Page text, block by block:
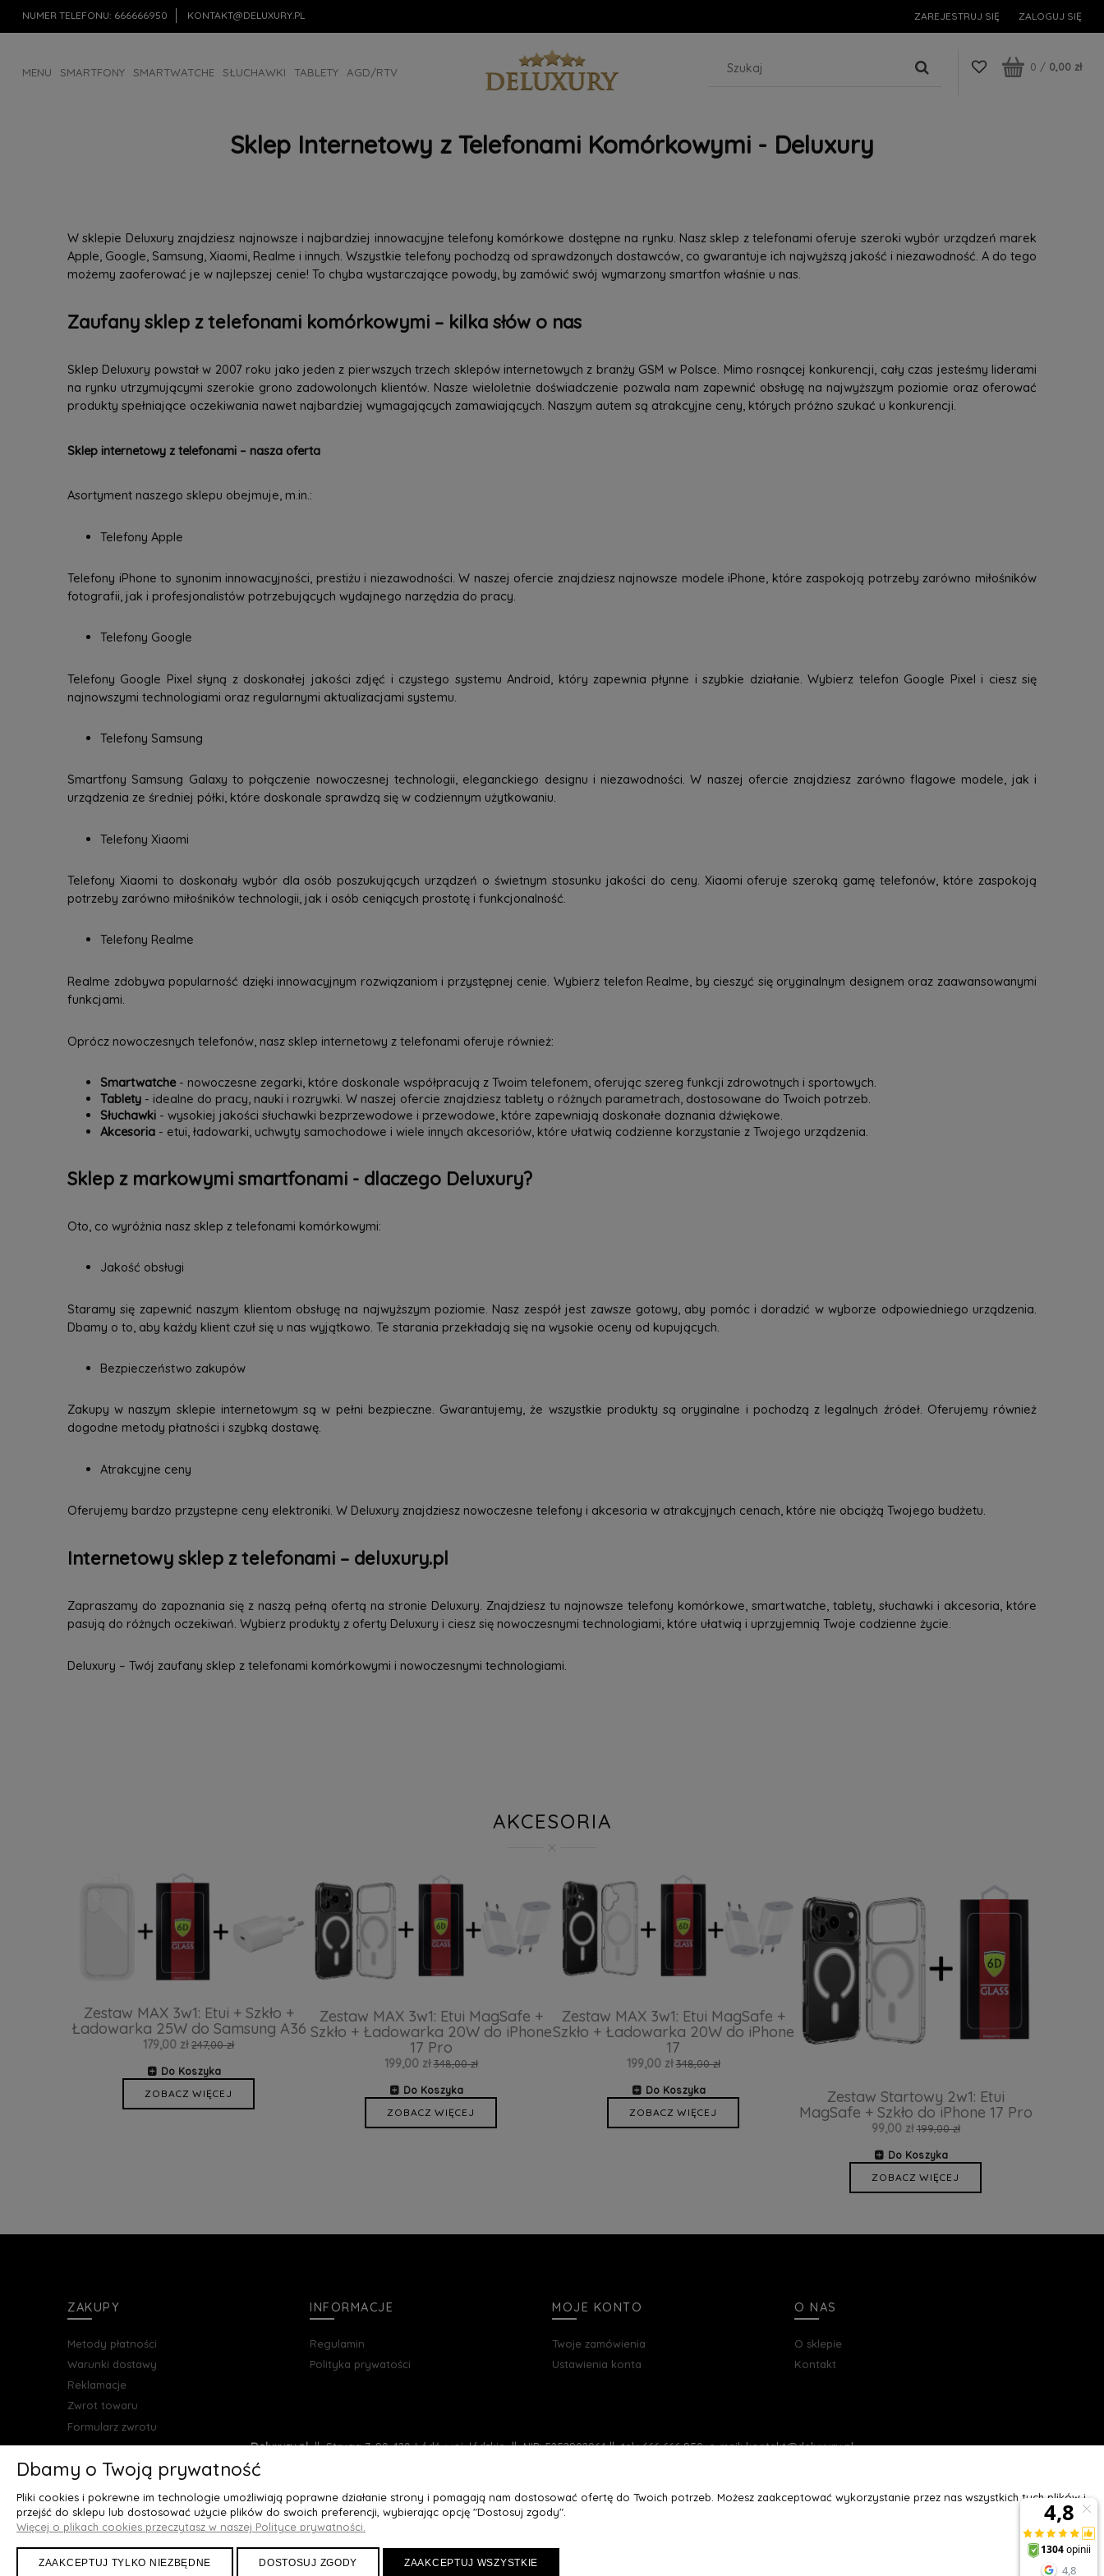
NUMER TELEFONU: 666666950 KONTAKT@DELUXURY.PL ZAREJESTRUJ SIĘ ZALOGUJ SIĘ
MENU SMARTFONY SMARTWATCHE SŁUCHAWKI TABLETY AGD/RTV 0 / 0,00 zł
Sklep Internetowy z Telefonami Komórkowymi - Deluxury
W sklepie Deluxury znajdziesz najnowsze i najbardziej innowacyjne telefony komórkowe dostępne na rynku. Nasz sklep z telefonami oferuje szeroki wybór urządzeń marek
Apple, Google, Samsung, Xiaomi, Realme i innych. Wszystkie telefony pochodzą od sprawdzonych dostawców, co gwarantuje ich najwyższą jakość i niezawodność. A do tego
możemy zaoferować je w najlepszej cenie! To chyba wystarczające powody, by zamówić swój wymarzony smartfon właśnie u nas.
Zaufany sklep z telefonami komórkowymi – kilka słów o nas
Sklep Deluxury powstał w 2007 roku jako jeden z pierwszych trzech sklepów internetowych z branży GSM w Polsce. Mimo rosnącej konkurencji, cały czas jesteśmy liderami
na rynku utrzymującymi szerokie grono zadowolonych klientów. Nasze wieloletnie doświadczenie pozwala nam zapewnić obsługę na najwyższym poziomie oraz oferować
produkty spełniające oczekiwania nawet najbardziej wymagających zamawiających. Naszym autem są atrakcyjne ceny, których próżno szukać u konkurencji.
Sklep internetowy z telefonami – nasza oferta
Asortyment naszego sklepu obejmuje, m.in.:
Telefony Apple
Telefony iPhone to synonim innowacyjności, prestiżu i niezawodności. W naszej ofercie znajdziesz najnowsze modele iPhone, które zaspokoją potrzeby zarówno miłośników
fotografii, jak i profesjonalistów potrzebujących wydajnego narzędzia do pracy.
Telefony Google
Telefony Google Pixel słyną z doskonałej jakości zdjęć i czystego systemu Android, który zapewnia płynne i szybkie działanie. Wybierz telefon Google Pixel i ciesz się
najnowszymi technologiami oraz regularnymi aktualizacjami systemu.
Telefony Samsung
Smartfony Samsung Galaxy to połączenie nowoczesnej technologii, eleganckiego designu i niezawodności. W naszej ofercie znajdziesz zarówno flagowe modele, jak i
urządzenia ze średniej półki, które doskonale sprawdzą się w codziennym użytkowaniu.
Telefony Xiaomi
Telefony Xiaomi to doskonały wybór dla osób poszukujących urządzeń o świetnym stosunku jakości do ceny. Xiaomi oferuje szeroką gamę telefonów, które zaspokoją
potrzeby zarówno miłośników technologii, jak i osób ceniących prostotę i funkcjonalność.
Telefony Realme
Realme zdobywa popularność dzięki innowacyjnym rozwiązaniom i przystępnej cenie. Wybierz telefon Realme, by cieszyć się oryginalnym designem oraz zaawansowanymi
funkcjami.
Oprócz nowoczesnych telefonów, nasz sklep internetowy z telefonami oferuje również:
Smartwatche- nowoczesne zegarki, które doskonale współpracują z Twoim telefonem, oferując szereg funkcji zdrowotnych i sportowych.
Tablety - idealne do pracy, nauki i rozrywki. W naszej ofercie znajdziesz tablety o różnych parametrach, dostosowane do Twoich potrzeb.
Słuchawki - wysokiej jakości słuchawki bezprzewodowe i przewodowe, które zapewniają doskonałe doznania dźwiękowe.
Akcesoria - etui, ładowarki, uchwyty samochodowe i wiele innych akcesoriów, które ułatwią codzienne korzystanie z Twojego urządzenia.
Sklep z markowymi smartfonami - dlaczego Deluxury?
Oto, co wyróżnia nasz sklep z telefonami komórkowymi:
Jakość obsługi
Staramy się zapewnić naszym klientom obsługę na najwyższym poziomie. Nasz zespół jest zawsze gotowy, aby pomóc i doradzić w wyborze odpowiedniego urządzenia.
Dbamy o to, aby każdy klient czuł się u nas wyjątkowo. Te starania przekładają się na wysokie oceny od kupujących.
Bezpieczeństwo zakupów
Zakupy w naszym sklepie internetowym są w pełni bezpieczne. Gwarantujemy, że wszystkie produkty są oryginalne i pochodzą z legalnych źródeł. Oferujemy również
dogodne metody płatności i szybką dostawę.
Atrakcyjne ceny
Oferujemy bardzo przystepne ceny elektroniki. W Deluxury znajdziesz nowoczesne telefony i akcesoria w atrakcyjnych cenach, które nie obciążą Twojego budżetu.
Internetowy sklep z telefonami – deluxury.pl
Zapraszamy do zapoznania się z naszą pełną ofertą na stronie Deluxury. Znajdziesz tu najnowsze telefony komórkowe, smartwatche, tablety, słuchawki i akcesoria, które
pasują do różnych oczekiwań. Wybierz produkty z oferty Deluxury i ciesz się nowoczesnymi technologiami, które ułatwią i uprzyjemnią Twoje codzienne życie.
Deluxury – Twój zaufany sklep z telefonami komórkowymi i nowoczesnymi technologiami.
AKCESORIA
Zestaw MAX 3w1: Etui + Szkło +
Ładowarka 25W do Samsung A36
179,00 zł 247,00 zł
Do Koszyka
ZOBACZ WIĘCEJ
Zestaw MAX 3w1: Etui MagSafe +
Szkło + Ładowarka 20W do iPhone
17 Pro
199,00 zł 348,00 zł
Do Koszyka
ZOBACZ WIĘCEJ
Zestaw MAX 3w1: Etui MagSafe +
Szkło + Ładowarka 20W do iPhone
17
199,00 zł 348,00 zł
Do Koszyka
ZOBACZ WIĘCEJ
Zestaw Startowy 2w1: Etui
MagSafe + Szkło do iPhone 17 Pro
99,00 zł 199,00 zł
Do Koszyka
ZOBACZ WIĘCEJ
ZAKUPY
Metody płatności
Warunki dostawy
Reklamacje
Zwrot towaru
Formularz zwrotu
INFORMACJE
Regulamin
Polityka prywatości
MOJE KONTO
Twoje zamówienia
Ustawienia konta
O NAS
O sklepie
Kontakt
Deluxury.pl|| Struga 7, 90-420 Łódź, woj. łódzkie || NIP: 5252902064 || tel.: 666 666 950, e-mail: kontakt@deluxury.pl
MaxsoteRocoto Theme. All rights reserved
Dbamy o Twoją prywatność
Pliki cookies i pokrewne im technologie umożliwiają poprawne działanie strony i pomagają nam dostosować ofertę do Twoich potrzeb. Możesz zaakceptować wykorzystanie przez nas wszystkich tych plików i
przejść do sklepu lub dostosować użycie plików do swoich preferencji, wybierając opcję "Dostosuj zgody".
Więcej o plikach cookies przeczytasz w naszej Polityce prywatności.
ZAAKCEPTUJ TYLKO NIEZBĘDNE DOSTOSUJ ZGODY ZAAKCEPTUJ WSZYSTKIE